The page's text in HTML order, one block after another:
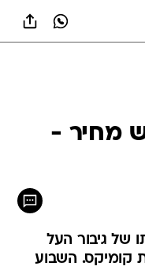
מחיר -
של גיבור העל
קומיקס. השבוע